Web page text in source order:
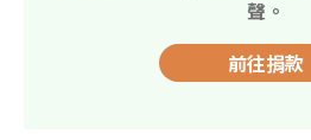
聲。
前往捐款